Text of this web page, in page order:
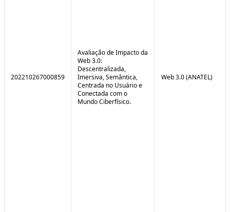
202210267000859
Avaliação de Impacto da
Web 3.0:
Descentralizada,
Imersiva, Semântica,
Centrada no Usuário e
Conectada com o
Mundo Ciberfísico.
Web 3.0 (ANATEL)